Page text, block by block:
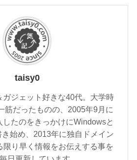
taisy0
ガジェット好きな40代。大学時
筋だったものの、2005年9月に
したのをきっかけにWindowsと
始め、2013年に独自ドメイン
限り早く情報をお伝えする事を